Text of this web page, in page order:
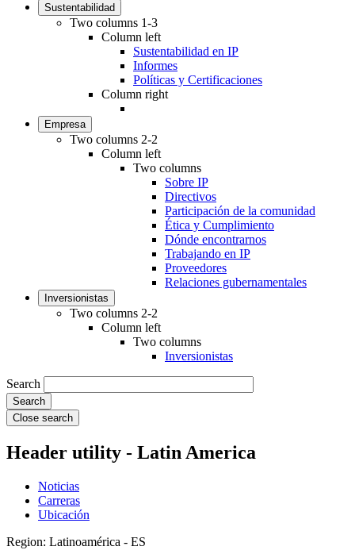
Sustentabilidad
Two columns 1-3
Column left
Sustentabilidad en IP
Informes
Políticas y Certificaciones
Column right
Empresa
Two columns 2-2
Column left
Two columns
Sobre IP
Directivos
Participación de la comunidad
Ética y Cumplimiento
Dónde encontrarnos
Trabajando en IP
Proveedores
Relaciones gubernamentales
Inversionistas
Two columns 2-2
Column left
Two columns
Inversionistas
Search
Close search
Header utility - Latin America
Noticias
Carreras
Ubicación
Region: Latinoamérica - ES